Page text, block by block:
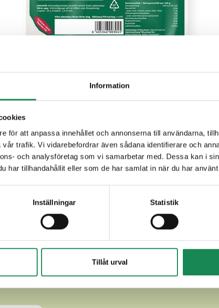
Information
för att anpassa innehållet och annonserna till användarna,
trafik. Vi vidarebefordrar även sådana identifierare och
och analysföretag som vi samarbetar med. Dessa kan i
har tillhandahållit eller som de har samlat in när du har
Inställningar Statistik
Tillåt urval
, askorbinsyra, ENZYMKORNMALTMJÖL), spenat (9%),
muskotnöt.
ANDRA LÄCKRA PANNKAKOR